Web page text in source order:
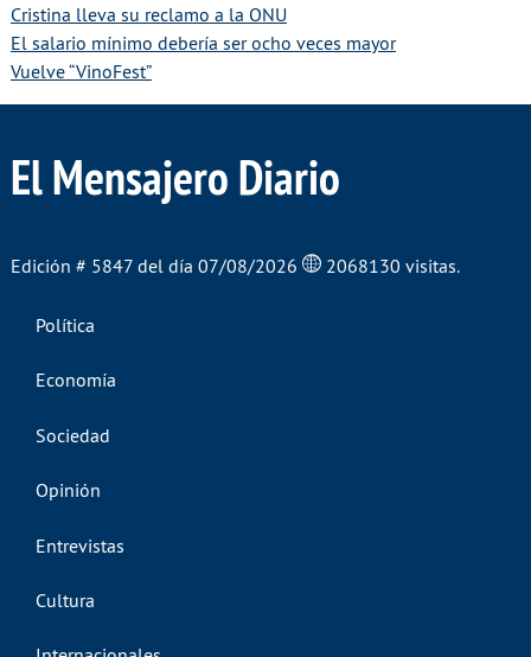
Cristina lleva su reclamo a la ONU
El salario mínimo debería ser ocho veces mayor
Vuelve “VinoFest”
El Mensajero Diario
Edición # 5847 del día 07/08/2026 2068130 visitas.
Política
Economía
Sociedad
Opinión
Entrevistas
Cultura